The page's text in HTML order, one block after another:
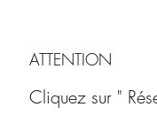
ATTENTION
Cliquez sur "